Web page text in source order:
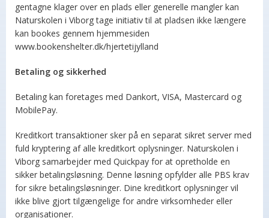
gentagne klager over en plads eller generelle mangler kan
Naturskolen i Viborg tage initiativ til at pladsen ikke længere
kan bookes gennem hjemmesiden
www.bookenshelter.dk/hjertetijylland
Betaling og sikkerhed
Betaling kan foretages med Dankort, VISA, Mastercard og
MobilePay.
Kreditkort transaktioner sker på en separat sikret server med
fuld kryptering af alle kreditkort oplysninger. Naturskolen i
Viborg samarbejder med Quickpay for at opretholde en
sikker betalingsløsning. Denne løsning opfylder alle PBS krav
for sikre betalingsløsninger. Dine kreditkort oplysninger vil
ikke blive gjort tilgængelige for andre virksomheder eller
organisationer.